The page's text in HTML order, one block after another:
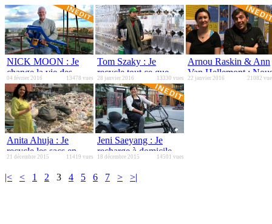
NICK MOON : Je
change la vie des
paysans africains les
plus pauvres
04 février 2016 13478 vues
Tom Szaky : Je
recycle tout ce que
vous jetez
28 janvier 2016 13330 vues
Arnou Raskin & Ann
Van Hellemont :
faisons l'école dans la
22 janvier 2016 21082
Anita Ahuja : Je
recycle les sacs en
plastique de New
Delhi
21 décembre 2015 11419 vues
Jeni Saeyang : Je
recharge à domicile
les produits d'entretien
bio que je fabrique.
18 décembre 2015 14501 vues
|< < 1 2 3 4 5 6 7 > >|